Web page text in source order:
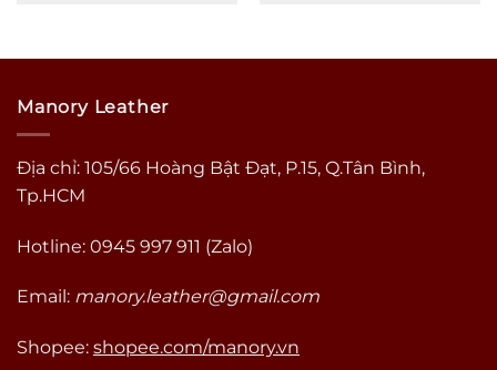
Manory Leather
Địa chỉ: 105/66 Hoàng Bật Đạt, P.15, Q.Tân Bình,
Tp.HCM
Hotline: 0945 997 911 (Zalo)
Email: manory.leather@gmail.com
Shopee: shopee.com/manory.vn